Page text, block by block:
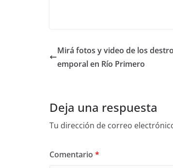
Mirá fotos y video de los
emporal en Río Primero
Deja una respuesta
Tu dirección de correo
Comentario *